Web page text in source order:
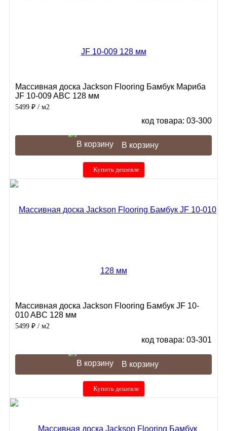
Массивная доска Jackson Flooring Бамбук Мариба
JF 10-009 ABC 128 мм
5499 ₽ / м2
код товара: 03-300
В корзину
Купить дешевле
Массивная доска Jackson Flooring Бамбук JF 10-
010 ABC 128 мм
5499 ₽ / м2
код товара: 03-301
В корзину
Купить дешевле